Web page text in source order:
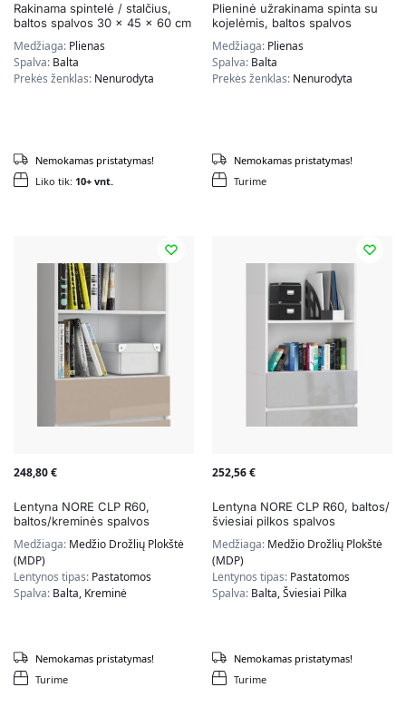
Rakinama spintelė / stalčius,
baltos spalvos 30 x 45 x 60 cm
Medžiaga: Plienas
Spalva: Balta
Prekės ženklas: Nenurodyta
Liko tik: 10+ vnt.
Nemokamas pristatymas!
Plieninė užrakinama spinta su
kojelėmis, baltos spalvos
Medžiaga: Plienas
Spalva: Balta
Prekės ženklas: Nenurodyta
Turime
Nemokamas pristatymas!
248,80€
Lentyna NORE CLP R60,
baltos/kreminės spalvos
Medžiaga: Medžio Drožlių Plokštė
(MDP)
Lentynos tipas: Pastatomos
Spalva: Balta, Kreminė
Turime
Nemokamas pristatymas!
252,56€
Lentyna NORE CLP R60, baltos/
šviesiai pilkos spalvos
Medžiaga: Medžio Drožlių Plokštė
(MDP)
Lentynos tipas: Pastatomos
Spalva: Balta, Šviesiai Pilka
Turime
Nemokamas pristatymas!